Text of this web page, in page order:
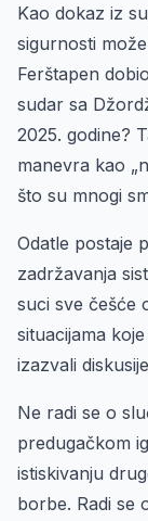
Kao dokaz iz
sigurnosti
Ferštapen
sudar sa
2025. godine?
manevra kao
što su mnogi
Odatle postaje
zadržavanja
suci sve češće
situacijama
izazvali
Ne radi se o
predugačkom
istiskivanju
borbe. Radi se